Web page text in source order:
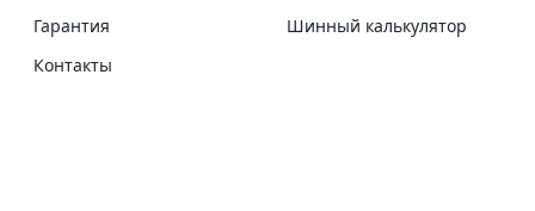
Гарантия
Шинный калькулятор
Контакты